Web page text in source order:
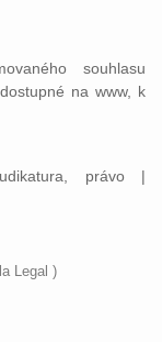
souhlasu
na www, k
právo |
Legal )